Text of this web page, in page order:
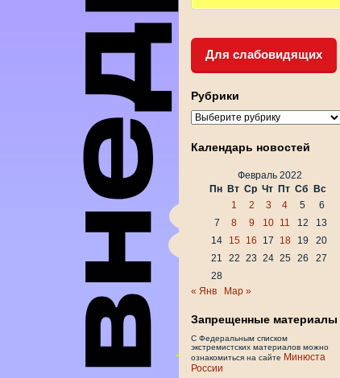
Для слабовидящих
Рубрики
Рубрики
Календарь новостей
Февраль 2022
Пн Вт Ср Чт Пт Сб
Вс
1
2 3 4 5
6
7
8 9 10 11 12
13
14
15 16 17 18 19
20
21
22 23 24 25 26
27
28
« Янв
Мар »
Запрещенные материалы
С Федеральным списком
экстремистских материалов можно
ознакомиться на сайте Минюста
России